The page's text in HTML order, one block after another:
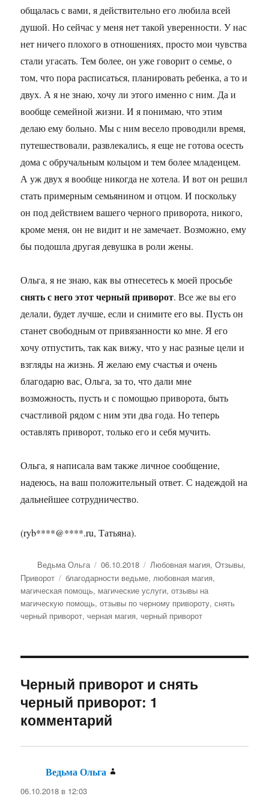
общалась с вами, я действительно его любила всей
душой. Но сейчас у меня нет такой уверенности. У нас
нет ничего плохого в отношениях, просто мои чувства
стали угасать. Тем более, он уже говорит о семье, о
том, что пора расписаться, планировать ребенка, а то и
двух. А я не знаю, хочу ли этого именно с ним. Да и
вообще семейной жизни. И я понимаю, что этим
делаю ему больно. Мы с ним весело проводили время,
путешествовали, развлекались, я еще не готова осесть
дома с обручальным кольцом и тем более младенцем.
А уж двух я вообще никогда не хотела. И вот он решил
стать примерным семьянином и отцом. И поскольку
он под действием вашего черного приворота, никого,
кроме меня, он не видит и не замечает. Возможно, ему
бы подошла другая девушка в роли жены.
Ольга, я не знаю, как вы отнесетесь к моей просьбе
снять с него этот черный приворот. Все же вы его
делали, будет лучше, если и снимите его вы. Пусть он
станет свободным от привязанности ко мне. Я его
хочу отпустить, так как вижу, что у нас разные цели и
взгляды на жизнь. Я желаю ему счастья и очень
благодарю вас, Ольга, за то, что дали мне
возможность, пусть и с помощью приворота, быть
счастливой рядом с ним эти два года. Но теперь
оставлять приворот, только его и себя мучить.
Ольга, я написала вам также личное сообщение,
надеюсь, на ваш положительный ответ. С надеждой на
дальнейшее сотрудничество.
(ryb****@****.ru, Татьяна).
Автор
Ведьма Ольга Опубликовано
06.10.2018 Рубрики
Любовная магия,Отзывы,
Приворот
Метки
благодарности ведьме,любовная магия,
магическая помощь, магические услуги,отзывы на
магическую помощь,отзывы по черному привороту,снять
черный приворот,черная магия,черный приворот
Черный приворот и снять
черный приворот: 1
комментарий
Ведьма Ольга
06.10.2018 в 12:03